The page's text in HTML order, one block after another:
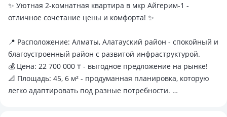
✨ Уютная 2-комнатная квартира в мкр Айгерим-1 -
отличное сочетание цены и комфорта! ✨
📍 Расположение: Алматы, Алатауский район - спокойный и
благоустроенный район с развитой инфраструктурой.
💰 Цена: 22 700 000 ₸ - выгодное предложение на рынке!
📐 Площадь: 45, 6 м² - продуманная планировка, которую
легко адаптировать под разные потребности.